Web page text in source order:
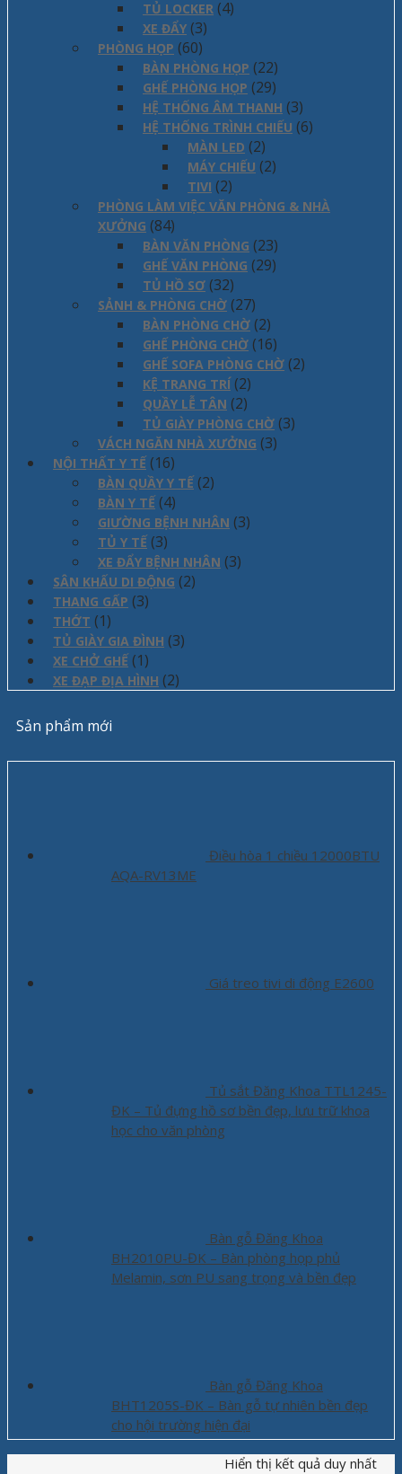
TỦ LOCKER (4)
XE ĐẨY (3)
PHÒNG HỌP (60)
BÀN PHÒNG HỌP (22)
GHẾ PHÒNG HỌP (29)
HỆ THỐNG ÂM THANH (3)
HỆ THỐNG TRÌNH CHIẾU (6)
MÀN LED (2)
MÁY CHIẾU (2)
TIVI (2)
PHÒNG LÀM VIỆC VĂN PHÒNG & NHÀ
XƯỞNG (84)
BÀN VĂN PHÒNG (23)
GHẾ VĂN PHÒNG (29)
TỦ HỒ SƠ (32)
SẢNH & PHÒNG CHỜ (27)
BÀN PHÒNG CHỜ (2)
GHẾ PHÒNG CHỜ (16)
GHẾ SOFA PHÒNG CHỜ (2)
KỆ TRANG TRÍ (2)
QUẦY LỄ TÂN (2)
TỦ GIÀY PHÒNG CHỜ (3)
VÁCH NGĂN NHÀ XƯỞNG (3)
NỘI THẤT Y TẾ (16)
BÀN QUẦY Y TẾ (2)
BÀN Y TẾ (4)
GIƯỜNG BỆNH NHÂN (3)
TỦ Y TẾ (3)
XE ĐẨY BỆNH NHÂN (3)
SÂN KHẤU DI ĐỘNG (2)
THANG GẤP (3)
THỚT (1)
TỦ GIÀY GIA ĐÌNH (3)
XE CHỞ GHẾ (1)
XE ĐẠP ĐỊA HÌNH (2)
Sản phẩm mới
Điều hòa 1 chiều 12000BTU
AQA-RV13ME
Giá treo tivi di động E2600
Tủ sắt Đăng Khoa TTL1245-
ĐK – Tủ đựng hồ sơ bền đẹp, lưu trữ khoa
học cho văn phòng
Bàn gỗ Đăng Khoa
BH2010PU-ĐK – Bàn phòng họp phủ
Melamin, sơn PU sang trọng và bền đẹp
Bàn gỗ Đăng Khoa
BHT1205S-ĐK – Bàn gỗ tự nhiên bền đẹp
cho hội trường hiện đại
Hiển thị kết quả duy nhất